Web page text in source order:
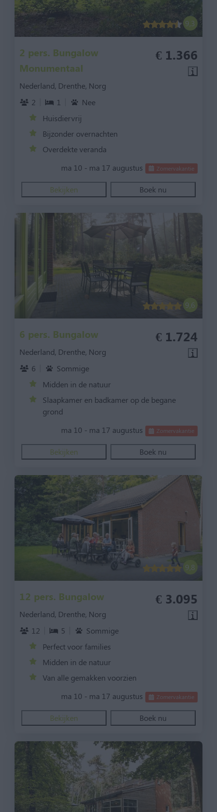
9,3
€ 1.366
2 pers. Bungalow
Monumentaal
Nederland, Drenthe, Norg
2
1
Nee
Huisdiervrij
Bijzonder overnachten
Overdekte veranda
ma 10 - ma 17 augustus
Zomervakantie
Bekijken Boek nu
9,6
€ 1.724
6 pers. Bungalow
Nederland, Drenthe, Norg
6
Sommige
Midden in de natuur
Slaapkamer en badkamer op de begane
grond
ma 10 - ma 17 augustus
Zomervakantie
Bekijken Boek nu
9,8
€ 3.095
12 pers. Bungalow
Nederland, Drenthe, Norg
12
5
Sommige
Perfect voor families
Midden in de natuur
Van alle gemakken voorzien
ma 10 - ma 17 augustus
Zomervakantie
Bekijken Boek nu